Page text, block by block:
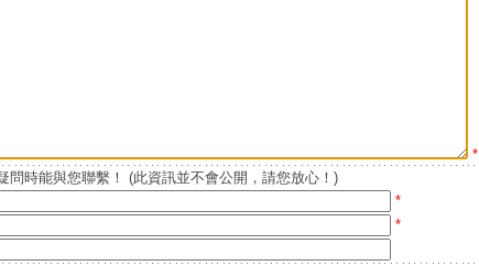
*
問時能與您聯繫！ (此資訊並不會公開，請您放心！)
*
*